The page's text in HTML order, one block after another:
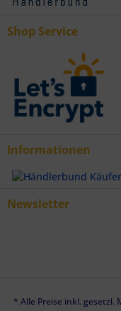
Shop Service
Informationen
Newsletter
* Alle Preise inkl. gesetzl.